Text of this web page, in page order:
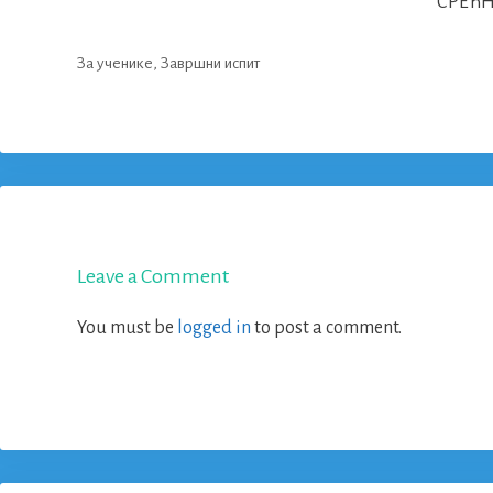
Categories
За ученике Завршни испит
Leave a Comment
You must be logged in to post a comment.